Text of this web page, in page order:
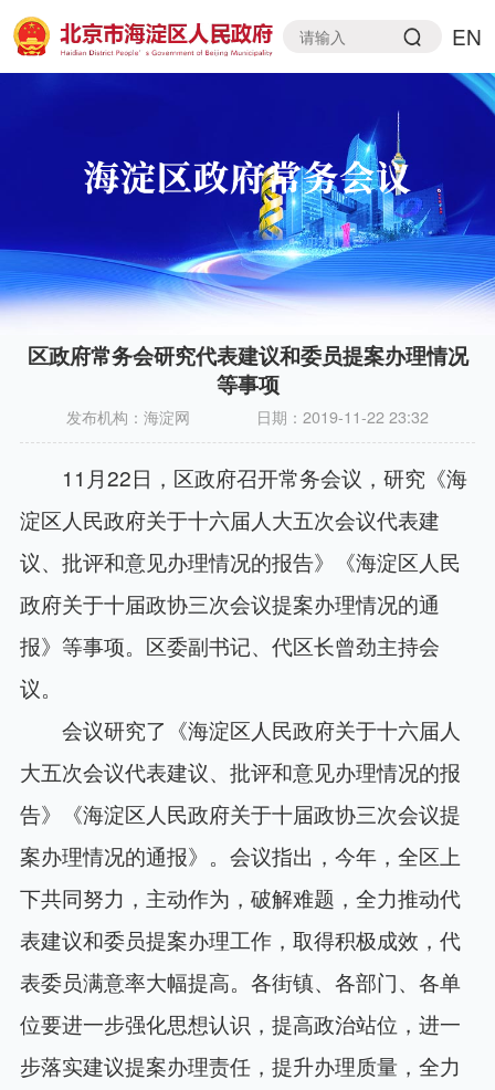
EN
区政府常务会研究代表建议和委员提案办理情况
等事项
发布机构：海淀网 日期： 2019-11-22 23:32
11月22日，区政府召开常务会议，研究《海
淀区人民政府关于十六届人大五次会议代表建
议、批评和意见办理情况的报告》《海淀区人民
政府关于十届政协三次会议提案办理情况的通
报》等事项。区委副书记、代区长曾劲主持会
议。
会议研究了《海淀区人民政府关于十六届人
大五次会议代表建议、批评和意见办理情况的报
告》《海淀区人民政府关于十届政协三次会议提
案办理情况的通报》。会议指出，今年，全区上
下共同努力，主动作为，破解难题，全力推动代
表建议和委员提案办理工作，取得积极成效，代
表委员满意率大幅提高。各街镇、各部门、各单
位要进一步强化思想认识，提高政治站位，进一
步落实建议提案办理责任，提升办理质量，全力